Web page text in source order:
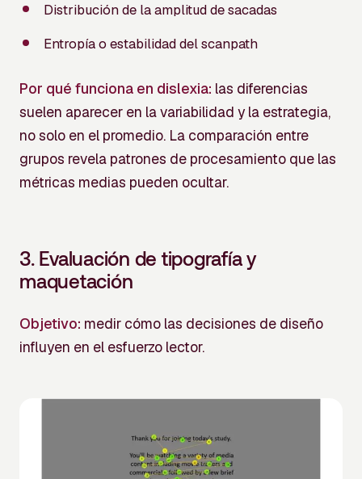
Distribución de la amplitud de sacadas
Entropía o estabilidad del scanpath
Por qué funciona en dislexia: las diferencias
suelen aparecer en la variabilidad y la estrategia,
no solo en el promedio. La comparación entre
grupos revela patrones de procesamiento que las
métricas medias pueden ocultar.
3. Evaluación de tipografía y
maquetación
Objetivo: medir cómo las decisiones de diseño
influyen en el esfuerzo lector.